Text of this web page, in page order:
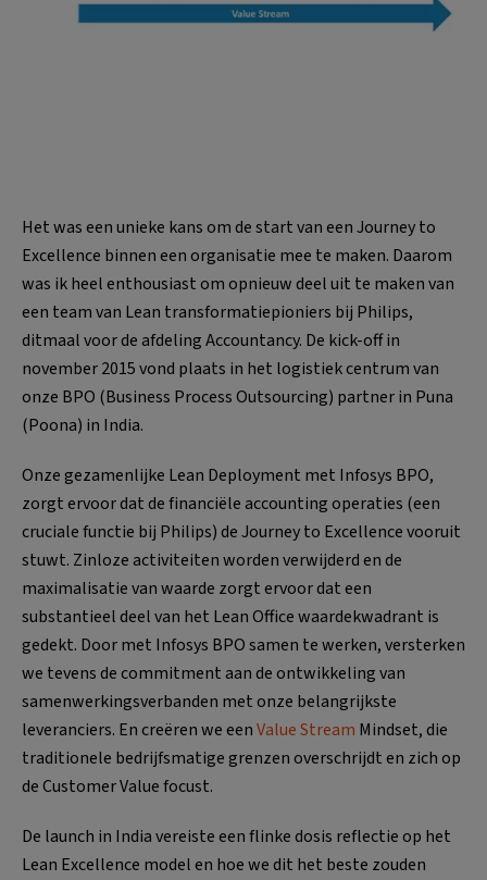
Het was een unieke kans om de start van een Journey to
Excellence binnen een organisatie mee te maken. Daarom
was ik heel enthousiast om opnieuw deel uit te maken van
een team van Lean transformatiepioniers bij Philips,
ditmaal voor de afdeling Accountancy. De kick-off in
november 2015 vond plaats in het logistiek centrum van
onze BPO (Business Process Outsourcing) partner in Puna
(Poona) in India.
Onze gezamenlijke Lean Deployment met Infosys BPO,
zorgt ervoor dat de financiële accounting operaties (een
cruciale functie bij Philips) de Journey to Excellence vooruit
stuwt. Zinloze activiteiten worden verwijderd en de
maximalisatie van waarde zorgt ervoor dat een
substantieel deel van het Lean Office waardekwadrant is
gedekt. Door met Infosys BPO samen te werken, versterken
we tevens de commitment aan de ontwikkeling van
samenwerkingsverbanden met onze belangrijkste
leveranciers. En creëren we eenValue Stream Mindset, die
traditionele bedrijfsmatige grenzen overschrijdt en zich op
de Customer Value focust.
De launch in India vereiste een flinke dosis reflectie op het
Lean Excellence model en hoe we dit het beste zouden